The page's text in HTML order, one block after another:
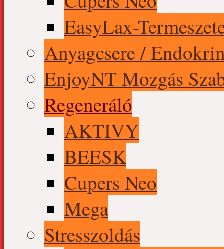
EasyLax-
Anyagcsere /
EnjoyNT Mozgás
Regeneráló
AKTIVY
BEESK
Cupers Neo
Mega
Stresszoldás